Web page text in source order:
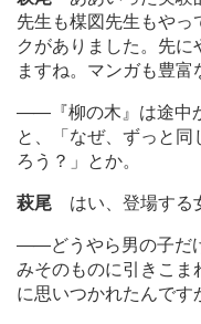
先生も楳図先生もやっ
クがありました。先に
ますね。マンガも豊富
――『柳の木』は途中
と、「なぜ、ずっと
ろう？」とか。
萩尾 はい、登場する
――どうやら男の子だ
みそのものに引きこま
に思いつかれたんです